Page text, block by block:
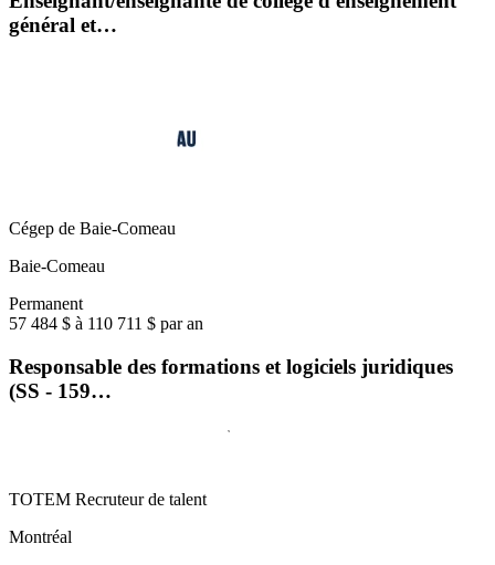
général et…
Cégep de Baie-Comeau
Baie-Comeau
Permanent
57 484 $ à 110 711 $ par an
Responsable des formations et logiciels juridiques
(SS - 159…
TOTEM Recruteur de talent
Montréal